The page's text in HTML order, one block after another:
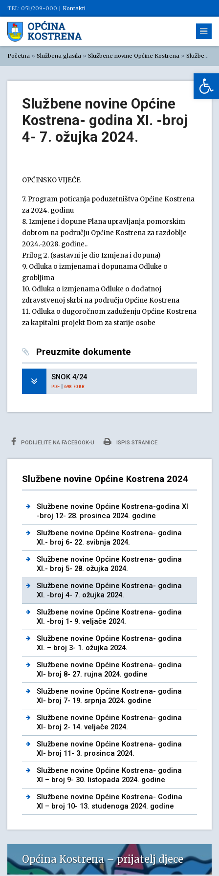
TEL: 051/209-000 | Kontakti
Početna » Službena glasila » Službene novine Općine Kostrena » Službene novine Općine Kostrena 2024
Službene novine Općine
Kostrena- godina XI. -broj
4- 7. ožujka 2024.
OPĆINSKO VIJEĆE
7. Program poticanja poduzetništva Općine Kostrena
za 2024. godinu
8. Izmjene i dopune Plana upravljanja pomorskim
dobrom na području Općine Kostrena za razdoblje
2024.-2028. godine..
Prilog 2. (sastavni je dio Izmjena i dopuna)
9. Odluka o izmjenama i dopunama Odluke o
grobljima
10. Odluka o izmjenama Odluke o dodatnoj
zdravstvenoj skrbi na području Općine Kostrena
11. Odluka o dugoročnom zaduženju Općine Kostrena
za kapitalni projekt Dom za starije osobe
Preuzmite dokumente
SNOK 4/24
PDF | 698.70 KB
PODIJELITE NA FACEBOOK-U ISPIS STRANICE
Službene novine Općine Kostrena 2024
Službene novine Općine Kostrena-godina XI
-broj 12- 28. prosinca 2024. godine
Službene novine Općine Kostrena- godina
XI.- broj 6- 22. svibnja 2024.
Službene novine Općine Kostrena- godina
XI.- broj 5- 28. ožujka 2024.
Službene novine Općine Kostrena- godina
XI. -broj 4- 7. ožujka 2024.
Službene novine Općine Kostrena- godina
XI. -broj 1- 9. veljače 2024.
Službene novine Općine Kostrena- godina
XI. – broj 3- 1. ožujka 2024.
Službene novine Općine Kostrena- godina
XI- broj 8- 27. rujna 2024. godine
Službene novine Općine Kostrena- godina
XI- broj 7- 19. srpnja 2024. godine
Službene novine Općine Kostrena- godina
XI- broj 2- 14. veljače 2024.
Službene novine Općine Kostrena- godina
XI- broj 11- 3. prosinca 2024.
Službene novine Općine Kostrena- godina
XI – broj 9- 30. listopada 2024. godine
Službene novine Općine Kostrena- Godina
XI – broj 10- 13. studenoga 2024. godine
Općina Kostrena – prijatelj djece